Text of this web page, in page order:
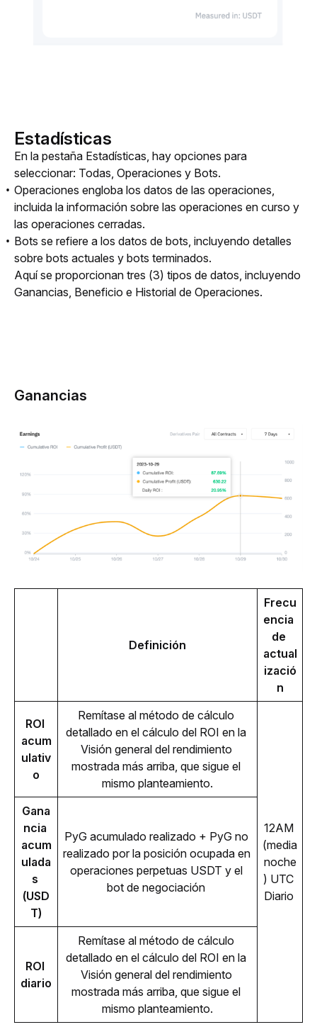
Estadísticas
En la pestaña Estadísticas, hay opciones para
seleccionar: Todas, Operaciones y Bots.
Operaciones engloba los datos de las operaciones,
incluida la información sobre las operaciones en curso y
las operaciones cerradas.
Bots se refiere a los datos de bots, incluyendo detalles
sobre bots actuales y bots terminados.
Aquí se proporcionan tres (3) tipos de datos, incluyendo
Ganancias, Beneficio e Historial de Operaciones.
Ganancias
Definición
Frecu
encia
de
actual
izació
n
ROI
acum
ulativ
o
Remítase al método de cálculo
detallado en el cálculo del ROI en la
Visión general del rendimiento
mostrada más arriba, que sigue el
mismo planteamiento.
12AM
(media
noche
) UTC
Diario
Gana
ncia
acum
ulada
s
(USD
T)
PyG acumulado realizado + PyG no
realizado por la posición ocupada en
operaciones perpetuas USDT y el
bot de negociación
ROI
diario
Remítase al método de cálculo
detallado en el cálculo del ROI en la
Visión general del rendimiento
mostrada más arriba, que sigue el
mismo planteamiento.